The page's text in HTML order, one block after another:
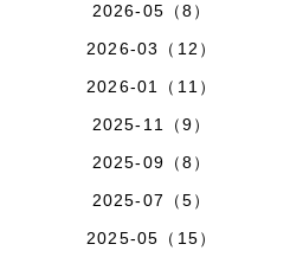
2026-05（8）
2026-03（12）
2026-01（11）
2025-11（9）
2025-09（8）
2025-07（5）
2025-05（15）